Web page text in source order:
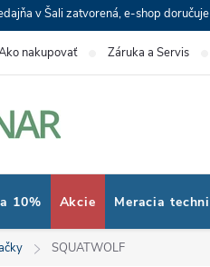
v Šali zatvorená, e-shop
nakupovať Záruka a Servis
10% Akcie Meracia
SQUATWOLF